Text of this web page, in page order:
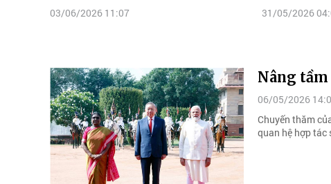
03/06/2026 11:07 31/05/2026
Nâng
06/05/2026
Chuyến thăm
quan hệ hợp tác